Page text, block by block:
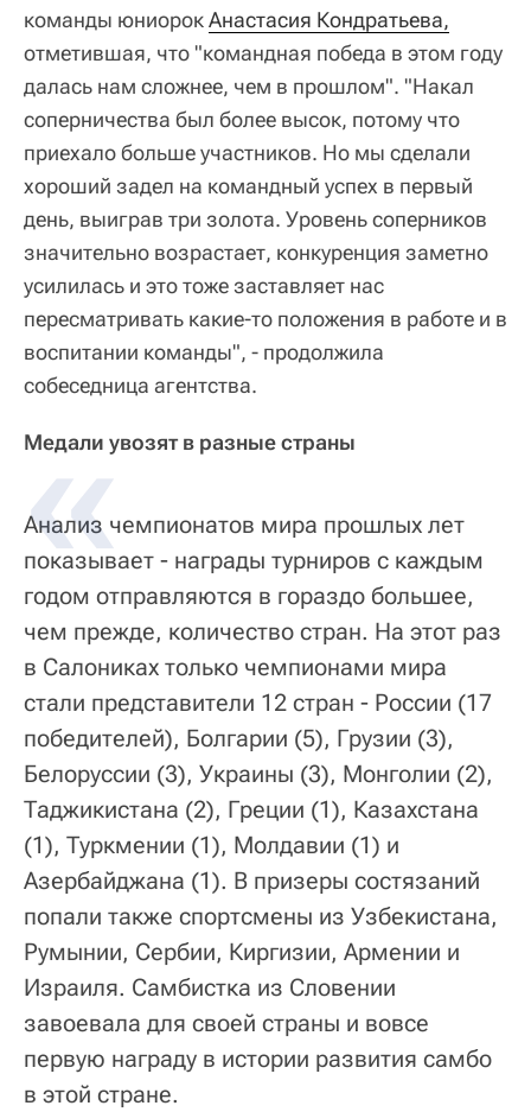
команды юниорокАнастасия Кондратьева,
отметившая, что "командная победа в этом году
далась нам сложнее, чем в прошлом". "Накал
соперничества был более высок, потому что
приехало больше участников. Но мы сделали
хороший задел на командный успех в первый
день, выиграв три золота. Уровень соперников
значительно возрастает, конкуренция заметно
усилилась и это тоже заставляет нас
пересматривать какие-то положения в работе и в
воспитании команды", - продолжила
собеседница агентства.
Медали увозят в разные страны
Анализ чемпионатов мира прошлых лет
показывает - награды турниров с каждым
годом отправляются в гораздо большее,
чем прежде, количество стран. На этот раз
в Салониках только чемпионами мира
стали представители 12 стран - России (17
победителей), Болгарии (5), Грузии (3),
Белоруссии (3), Украины (3), Монголии (2),
Таджикистана (2), Греции (1), Казахстана
(1), Туркмении (1), Молдавии (1) и
Азербайджана (1). В призеры состязаний
попали также спортсмены из Узбекистана,
Румынии, Сербии, Киргизии, Армении и
Израиля. Самбистка из Словении
завоевала для своей страны и вовсе
первую награду в истории развития самбо
в этой стране.